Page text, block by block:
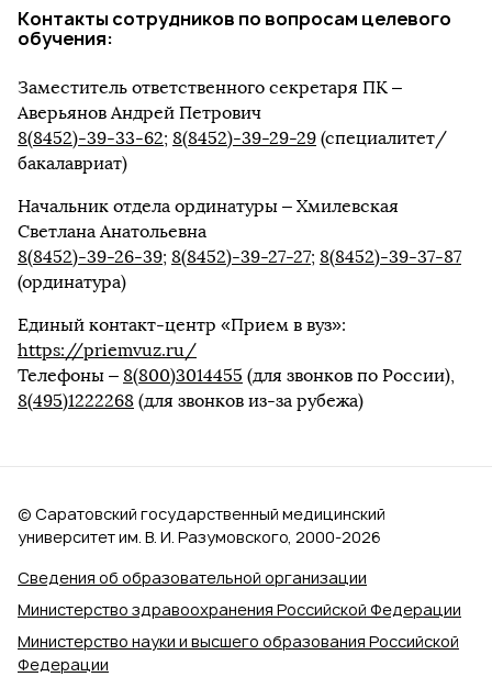
Контакты сотрудников по вопросам целевого
обучения:
Заместитель ответственного секретаря ПК –
Аверьянов Андрей Петрович
8(8452)-39-33-62; 8(8452)-39-29-29 (специалитет/
бакалавриат)
Начальник отдела ординатуры – Хмилевская
Светлана Анатольевна
8(8452)-39-26-39; 8(8452)-39-27-27; 8(8452)-39-37-87
(ординатура)
Единый контакт-центр «Прием в вуз»:
https://priemvuz.ru/
Телефоны – 8(800)3014455 (для звонков по России),
8(495)1222268 (для звонков из-за рубежа)
Сведения об образовательной организации
Министерство здравоохранения Российской Федерации
Министерство науки и высшего образования Российской
Федерации
© Саратовский государственный медицинский
университет им. В. И. Разумовского, 2000‑2026